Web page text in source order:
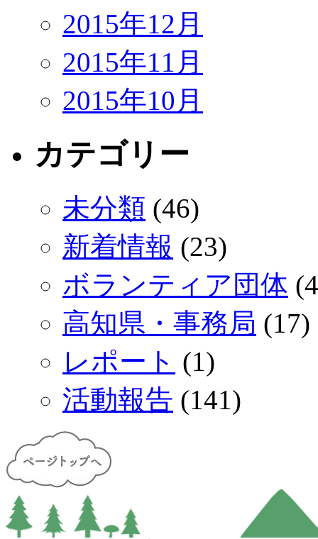
2015年12月
2015年11月
2015年10月
カテゴリー
未分類 (46)
新着情報 (23)
ボランティア団体
高知県・事務局 (17)
レポート (1)
活動報告 (141)